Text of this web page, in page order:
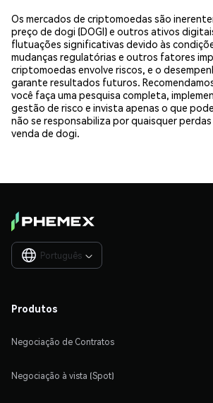
Os mercados de criptomoedas são
preço de dogi (DOGI) e outros ativos
flutuações significativas devido às
mudanças regulatórias e outros fatores
criptomoedas envolve riscos, e o
garante resultados futuros.
você faça uma pesquisa completa,
gestão de risco e invista apenas o que
não se responsabiliza por quaisquer perdas
venda de dogi.
Português 
Produtos
Negociação de Contratos
Negociação à vista (Spot)